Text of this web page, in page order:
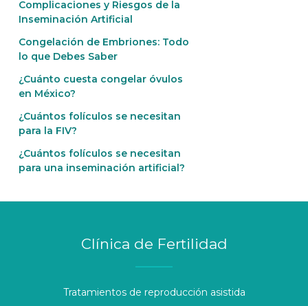
Complicaciones y Riesgos de la
Inseminación Artificial
Congelación de Embriones: Todo
lo que Debes Saber
¿Cuánto cuesta congelar óvulos
en México?
¿Cuántos folículos se necesitan
para la FIV?
¿Cuántos folículos se necesitan
para una inseminación artificial?
Clínica de Fertilidad
Tratamientos de reproducción asistida